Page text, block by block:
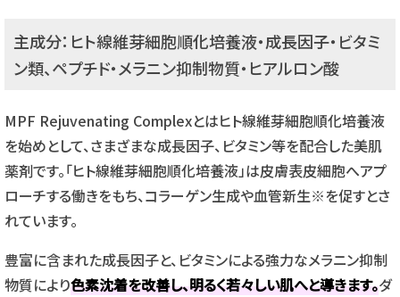
主成分：ヒト線維芽細胞順化培養液・成長因子・ビタミ
ン類、ペプチド・メラニン抑制物質・ヒアルロン酸
MPF Rejuvenating Complexとはヒト線維芽細胞順化培養液
を始めとして、さまざまな成長因子、ビタミン等を配合した美肌
薬剤です。「ヒト線維芽細胞順化培養液」は皮膚表皮細胞へアプ
ローチする働きをもち、コラーゲン生成や血管新生※を促すとさ
れています。
豊富に含まれた成長因子と、ビタミンによる強力なメラニン抑制
物質により色素沈着を改善し、明るく若々しい肌へと導きます。ダ